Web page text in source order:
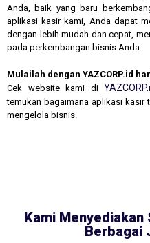
Anda, baik yang baru
aplikasi kasir kami, Anda dapat
dengan lebih mudah dan cepat,
pada perkembangan bisnis Anda.
Mulailah dengan YAZCORP.id
Cek website kami di
temukan bagaimana aplikasi kasir
mengelola bisnis.
Kami
Berbagai